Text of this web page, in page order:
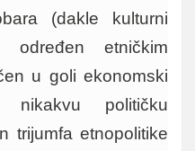
(dakle kulturni
određen etničkim
u goli ekonomski
političku
trijumfa etnopolitike